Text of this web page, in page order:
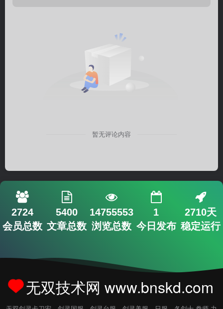
暂无评论内容
2724
会员总数
5400
文章总数
14755553
浏览总数
1
今日发布
2710天
稳定运行
无双技术网 www.bnskd.com